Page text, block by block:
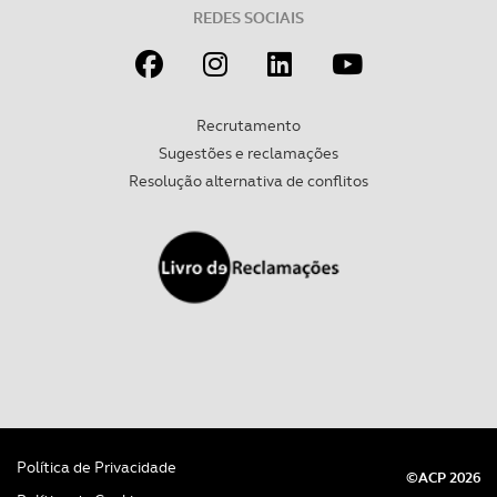
REDES SOCIAIS
Recrutamento
Sugestões e reclamações
Resolução alternativa de conflitos
Política de Privacidade
©ACP 2026